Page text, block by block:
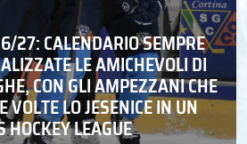
27: CALENDARIO SEMPRE
LE AMICHEVOLI DI
CON GLI AMPEZZANI CHE
VOLTE LO JESENICE IN UN
HOCKEY LEAGUE